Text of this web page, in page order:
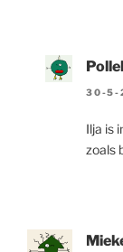
30-5-
Ilja is
zoals